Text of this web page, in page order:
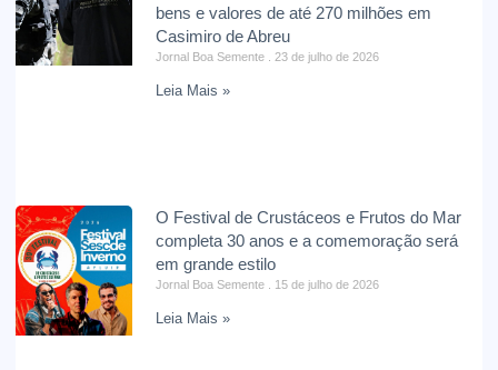
bens e valores de até 270 milhões em
Casimiro de Abreu
Jornal Boa Semente 23 de julho de 2026
Leia Mais »
O Festival de Crustáceos e Frutos do Mar
completa 30 anos e a comemoração será
em grande estilo
Jornal Boa Semente 15 de julho de 2026
Leia Mais »